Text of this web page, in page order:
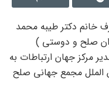
خانم دکتر طیبه محمد
صلح و دوستی )
مرکز جهان ارتباطات به
الملل مجمع جهانی صلح